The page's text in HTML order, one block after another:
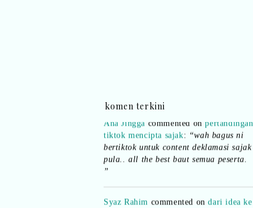
komen terkini
Ana Jinggacommented on
tiktok mencipta sajak:“wah bagus ni
bertiktok untuk content deklamasi sajak
pula.. all the best baut semua peserta.
”
Syaz Rahimcommented ondari idea ke
realiti mencipta permainan:“Selain